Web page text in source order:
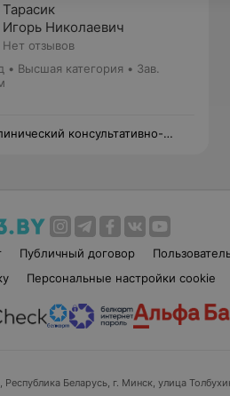
Тарасик
Игорь Николаевич
Нет отзывов
• Высшая категория • Зав.
консультативно-
Публичный договор
Персональные настройки cookie
Республика Беларусь, г. Минск, улица